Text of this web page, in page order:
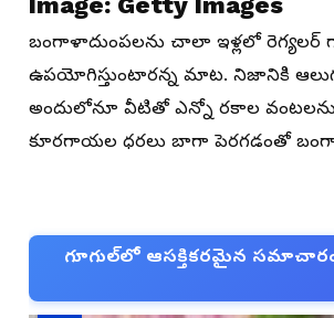
బంగాళాదుంపలను చాలా ఇళ్లలో
ఉపయోగిస్తుంటారన్న మాట. నిజానికి
అందులోనూ వీటితో ఎన్నో రకాల
కూరగాయల ధరలు బాగా పెరగడంతో
గూగుల్‌లో ఆసక్తికరమైన